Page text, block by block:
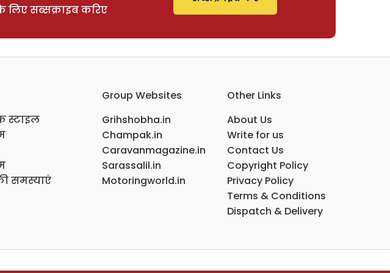
लिए सब्सक्राइब करिए
स्टाइल
समस्याएं
Group Websites
Grihshobha.in
Champak.in
Caravanmagazine.in
Sarassalil.in
Motoringworld.in
Other Links
About Us
Write for us
Contact Us
Copyright Policy
Privacy Policy
Terms & Conditions
Dispatch & Delivery